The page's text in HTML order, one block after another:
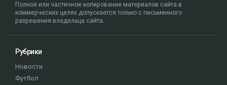
Полное или частичное копирование материалов сайта в
коммерческих целях допускается только с письменного
разрешения владельца сайта.
Рубрики
Новости
Футбол